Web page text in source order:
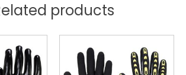
products
produktet
har